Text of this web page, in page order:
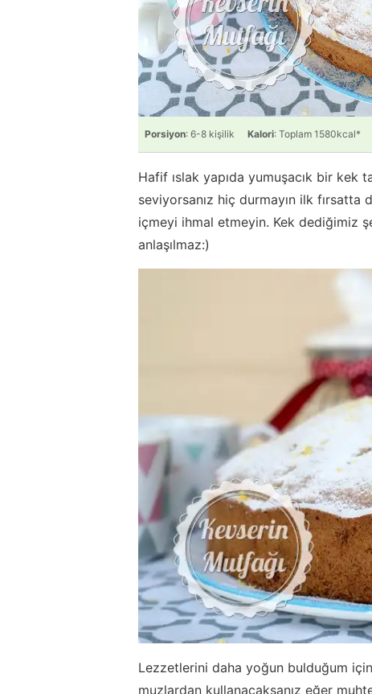
Porsiyon: 6-8 kişilik Kalori: Toplam 1580kcal*
Hafif ıslak yapıda yumuşacık bir
seviyorsanız hiç durmayın ilk
içmeyi ihmal etmeyin. Kek dediğimiz
anlaşılmaz:)
Lezzetlerini daha yoğun bulduğum
muzlardan kullanacaksanız eğer